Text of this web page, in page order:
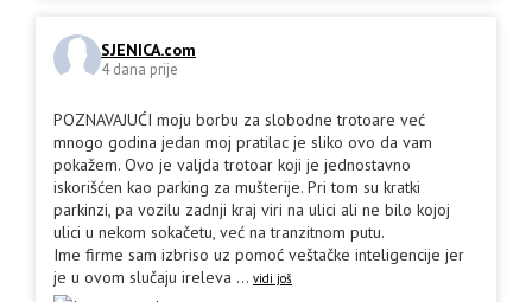
SJENICA.com
4 dana prije
POZNAVAJUĆI moju borbu za slobodne trotoare već
mnogo godina jedan moj pratilac je sliko ovo da vam
pokažem. Ovo je valjda trotoar koji je jednostavno
iskorišćen kao parking za mušterije. Pri tom su kratki
parkinzi, pa vozilu zadnji kraj viri na ulici ali ne bilo kojoj
ulici u nekom sokačetu, već na tranzitnom putu.
Ime firme sam izbriso uz pomoć veštačke inteligencije jer
je u ovom slučaju ireleva ... vidi još